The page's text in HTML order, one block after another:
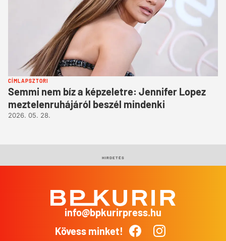
CÍMLAPSZTORI
Semmi nem bíz a képzeletre: Jennifer Lopez
meztelenruhájáról beszél mindenki
2026. 05. 28.
HIRDETÉS
info@bpkurirpress.hu
Kövess minket!